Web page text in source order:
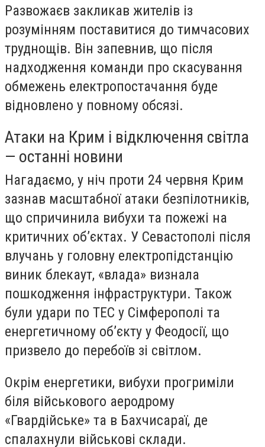
Развожаєв закликав жителів із
розумінням поставитися до тимчасових
труднощів. Він запевнив, що після
надходження команди про скасування
обмежень електропостачання буде
відновлено у повному обсязі.
Атаки на Крим і відключення світла
— останні новини
Нагадаємо, у ніч проти 24 червня Крим
зазнав масштабної атаки безпілотників,
що спричинила вибухи та пожежі на
критичних об’єктах. У Севастополі після
влучань у головну електропідстанцію
виник блекаут, «влада» визнала
пошкодження інфраструктури. Також
були удари по ТЕС у Сімферополі та
енергетичному об’єкту у Феодосії, що
призвело до перебоїв зі світлом.
Окрім енергетики, вибухи прогриміли
біля військового аеродрому
«Гвардійське» та в Бахчисараї, де
спалахнули військові склади.